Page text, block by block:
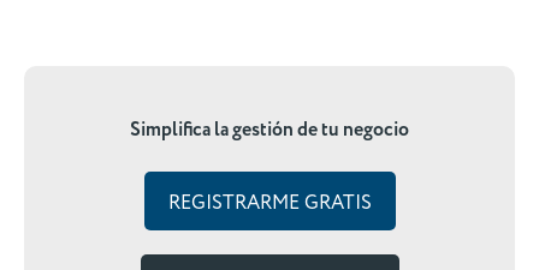
Simplifica la gestión de tu negocio
REGISTRARME GRATIS